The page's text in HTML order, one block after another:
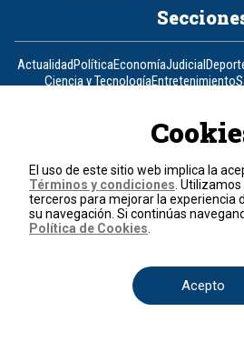
ActualidadPolíticaEconomíaJudicial
Ciencia y TecnologíaEntretenimiento
La entrevista de Tomás MosciattiLa
Mesa de periodistasMujeres de
Responsabilidad SocialAtención al
Informe de sostenibilidadCódigo
Ventas InternacionalesLínea
El uso de este sitio web implica la
Términos y condiciones .
terceros para mejorar la experiencia
su navegación. Si continúas
Política de Cookies
Acepto